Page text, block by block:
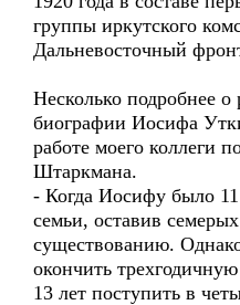
группы иркутского
Дальневосточный
Несколько подробнее о
биографии Иосифа
работе моего коллеги
Штаркмана.
- Когда Иосифу было
семьи, оставив
существованию.
окончить
13 лет поступить в